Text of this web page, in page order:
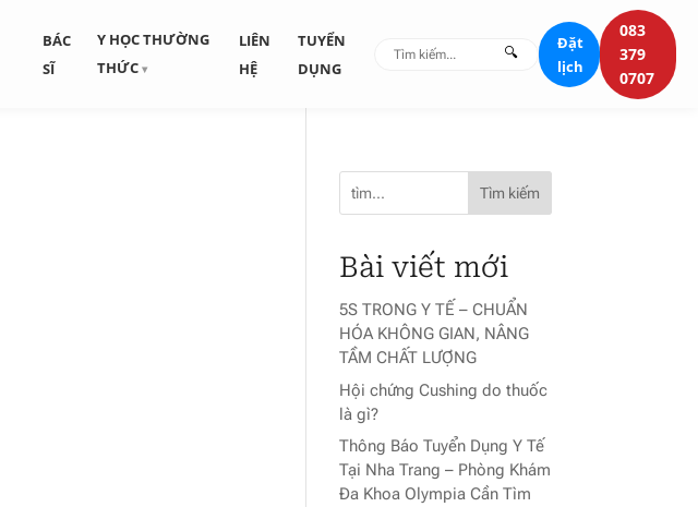
BÁC
SĨ
Y HỌC THƯỜNG
THỨC
LIÊN
HỆ
TUYỂN
DỤNG
🔍
Đặt
lịch
083
379
0707
Tìm kiếm
Bài viết mới
5S TRONG Y TẾ – CHUẨN
HÓA KHÔNG GIAN, NÂNG
TẦM CHẤT LƯỢNG
Hội chứng Cushing do thuốc
là gì?
Thông Báo Tuyển Dụng Y Tế
Tại Nha Trang – Phòng Khám
Đa Khoa Olympia Cần Tìm